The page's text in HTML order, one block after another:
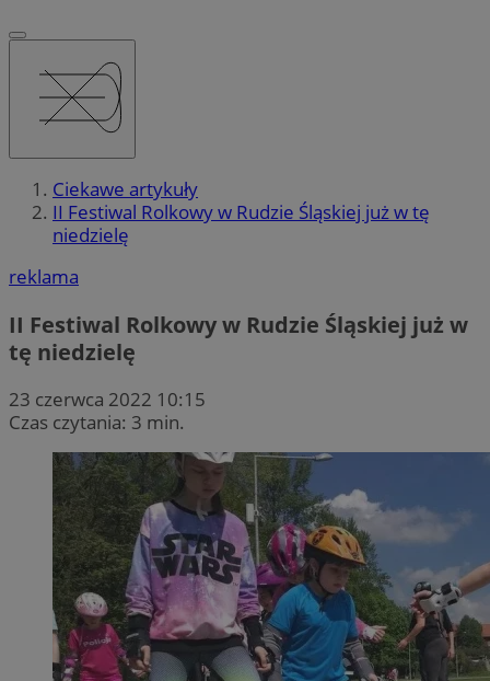
Ciekawe artykuły
II Festiwal Rolkowy w Rudzie Śląskiej już w tę
niedzielę
reklama
II Festiwal Rolkowy w Rudzie Śląskiej już w
tę niedzielę
23 czerwca 2022 10:15
Czas czytania: 3 min.